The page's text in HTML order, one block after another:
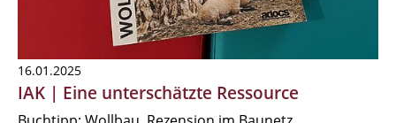
16.01.2025
IAK | Eine unterschätzte Ressource